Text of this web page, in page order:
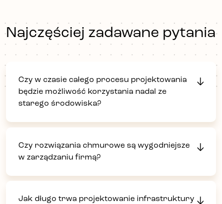
Najczęściej zadawane pytania
Czy w czasie całego procesu projektowania
będzie możliwość korzystania nadal ze
starego środowiska?
Czy rozwiązania chmurowe są wygodniejsze
w zarządzaniu firmą?
Jak długo trwa projektowanie infrastruktury